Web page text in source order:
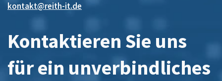
kontakt@reith-it.de
Kontaktieren Sie uns
für ein unverbindliches